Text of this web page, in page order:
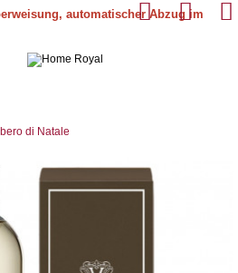
automatischer Abzug im
di Natale